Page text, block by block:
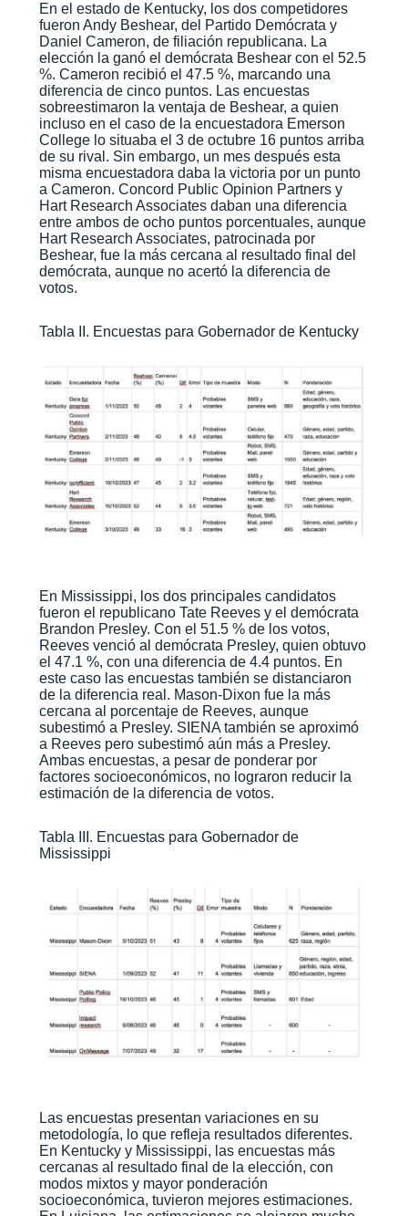
En el estado de Kentucky, los dos competidores
fueron Andy Beshear, del Partido Demócrata y
Daniel Cameron, de filiación republicana. La
elección la ganó el demócrata Beshear con el 52.5
%. Cameron recibió el 47.5 %, marcando una
diferencia de cinco puntos. Las encuestas
sobreestimaron la ventaja de Beshear, a quien
incluso en el caso de la encuestadora Emerson
College lo situaba el 3 de octubre 16 puntos arriba
de su rival. Sin embargo, un mes después esta
misma encuestadora daba la victoria por un punto
a Cameron. Concord Public Opinion Partners y
Hart Research Associates daban una diferencia
entre ambos de ocho puntos porcentuales, aunque
Hart Research Associates, patrocinada por
Beshear, fue la más cercana al resultado final del
demócrata, aunque no acertó la diferencia de
votos.
Tabla II. Encuestas para Gobernador de Kentucky
En Mississippi, los dos principales candidatos
fueron el republicano Tate Reeves y el demócrata
Brandon Presley. Con el 51.5 % de los votos,
Reeves venció al demócrata Presley, quien obtuvo
el 47.1 %, con una diferencia de 4.4 puntos. En
este caso las encuestas también se distanciaron
de la diferencia real. Mason-Dixon fue la más
cercana al porcentaje de Reeves, aunque
subestimó a Presley. SIENA también se aproximó
a Reeves pero subestimó aún más a Presley.
Ambas encuestas, a pesar de ponderar por
factores socioeconómicos, no lograron reducir la
estimación de la diferencia de votos.
Tabla III. Encuestas para Gobernador de
Mississippi
Las encuestas presentan variaciones en su
metodología, lo que refleja resultados diferentes.
En Kentucky y Mississippi, las encuestas más
cercanas al resultado final de la elección, con
modos mixtos y mayor ponderación
socioeconómica, tuvieron mejores estimaciones.